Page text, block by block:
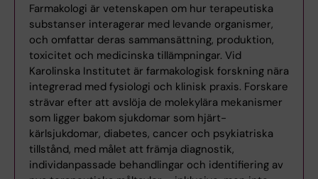
Qiaolin Deng - Könscellsbiologi och
utvecklingsprogrammering i
epigenetisk nedä…
Lars Karlsson - Omgivningsfysiologi
Anna Krook (Juleen Zierath) -
Integrativ fysiologi
Farmakologi är vetenskapen om hur terapeutiska
substanser interagerar med levande organismer,
och omfattar deras sammansättning, produktion,
toxicitet och medicinska tillämpningar. Vid
Karolinska Institutet är farmakologisk forskning nära
integrerad med fysiologi och klinisk praxis. Forskare
strävar efter att avslöja de molekylära mekanismer
som ligger bakom sjukdomar som hjärt-
kärlsjukdomar, diabetes, cancer och psykiatriska
tillstånd, med målet att främja diagnostik,
individanpassade behandlingar och identifiering av